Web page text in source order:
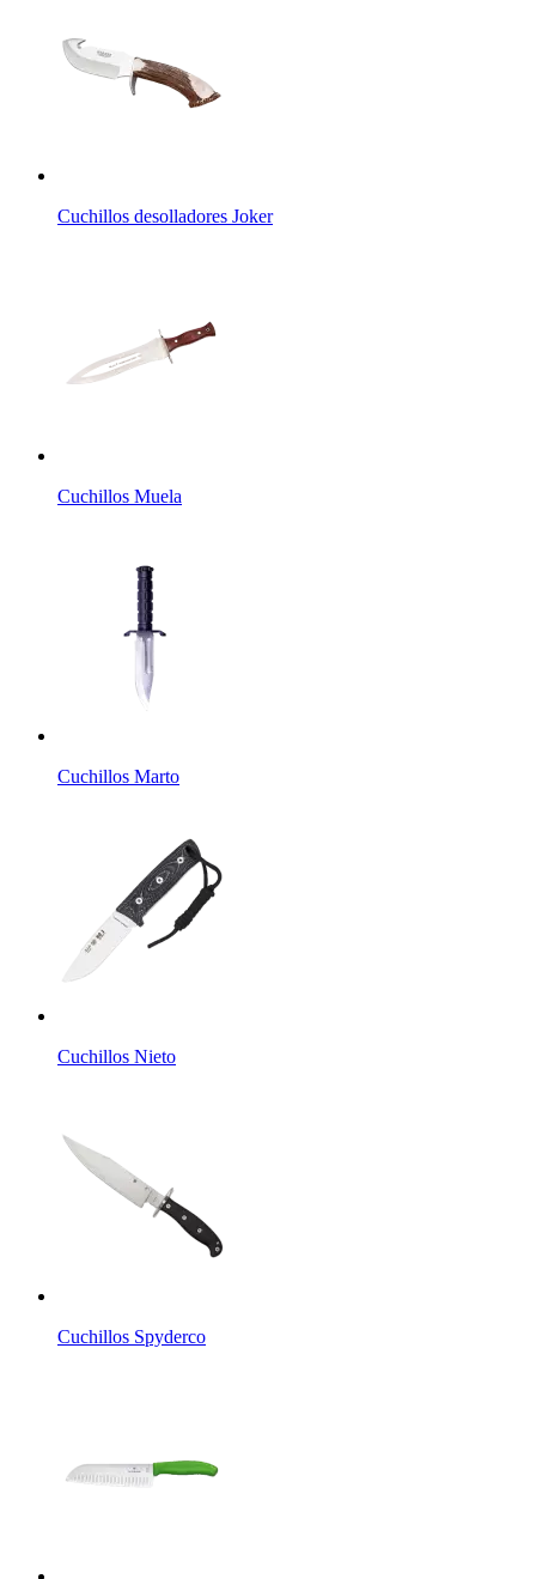
Cuchillos desolladores Joker
Cuchillos Muela
Cuchillos Marto
Cuchillos Nieto
Cuchillos Spyderco